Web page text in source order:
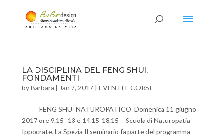
LA DISCIPLINA DEL FENG SHUI,
FONDAMENTI
byBarbara | Jan 2, 2017| EVENTI E CORSI
FENG SHUI NATUROPATICO Domenica 11 giugno
2017 ore 9.15- 13 e 14.15-18.15 – Scuola di Naturopatia
Ippocrate, La Spezia Il seminario fa parte del programma